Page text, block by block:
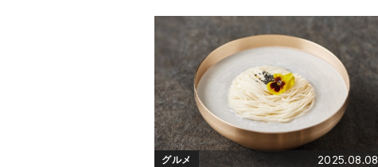
グルメ 2025.08.08